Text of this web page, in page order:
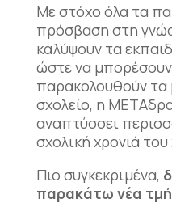
Με στόχο όλα τα
πρόσβαση στη
καλύψουν τα
ώστε να μπορέσουν
παρακολουθούν
σχολείο, η
αναπτύσσει
σχολική χρονιά
Πιο συγκεκριμένα,
παρακάτω νέα